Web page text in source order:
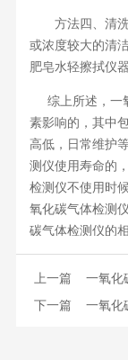
方法四、清洗
或浓度较大的清
肥皂水轻擦拭仪
综上所述，一
素影响的，其中
高低，日常维护
测仪使用寿命的
检测仪不使用时
氧化碳气体检测
碳气体检测仪的
上一篇 一氧化
下一篇 一氧化